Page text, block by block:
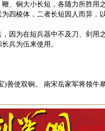
、锏大小长短，各随力所胜用
四棱体，二者长短因人而异，
因为在短兵器中不及刀、剑用
兵为伍来使用。
)善使双锏。 南宋岳家军将领